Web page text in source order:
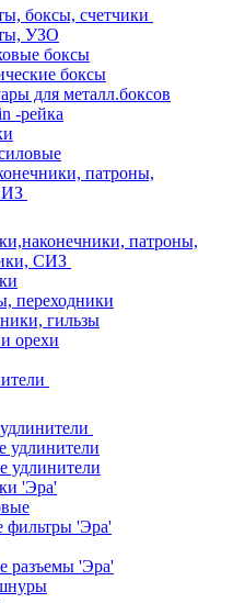
боксы, счетчики
УЗО
боксы
боксы
для металл.боксов
-рейка
патроны,
патроны,
СИЗ
переходники
гильзы
орехи
удлинители
удлинители
'Эра'
фильтры 'Эра'
разъемы 'Эра'